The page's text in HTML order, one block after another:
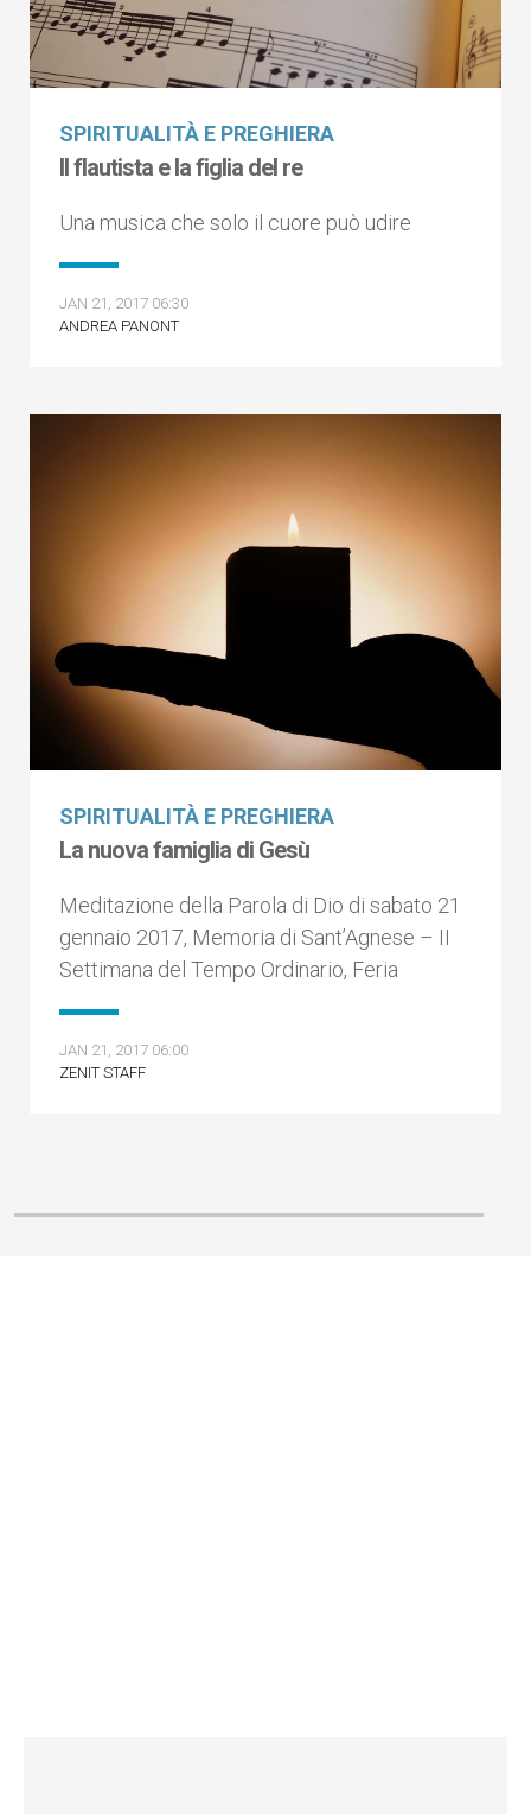
SPIRITUALITÀ E PREGHIERA
Il flautista e la figlia del re
Una musica che solo il cuore può udire
JAN 21, 2017 06:30
ANDREA PANONT
SPIRITUALITÀ E PREGHIERA
La nuova famiglia di Gesù
Meditazione della Parola di Dio di sabato 21
gennaio 2017, Memoria di Sant’Agnese – II
Settimana del Tempo Ordinario, Feria
JAN 21, 2017 06:00
ZENIT STAFF